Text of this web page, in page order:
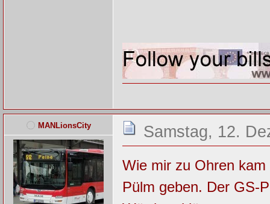
MANLionsCity Samstag, 12.
Wie mir zu Ohren
Pülm geben. Der GS-